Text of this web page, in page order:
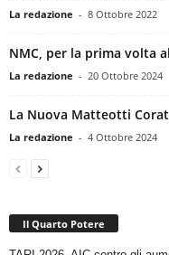
La redazione - 8 Ottobre 2022
NMC, per la prima volta
La redazione - 20 Ottobre 2024
La Nuova Matteotti
La redazione - 4 Ottobre 2024
Il Quarto Potere